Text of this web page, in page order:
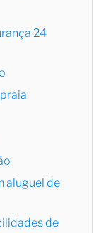
24
aluguel de
de